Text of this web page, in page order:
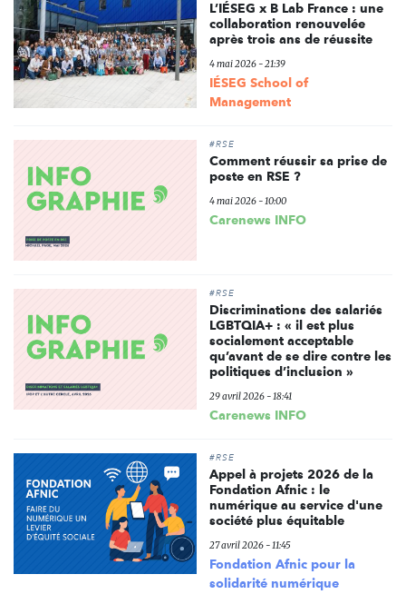
L’IÉSEG x B Lab France : une
collaboration renouvelée
après trois ans de réussite
4 mai 2026 - 21:39
IÉSEG School of
Management
#RSE
Comment réussir sa prise de
poste en RSE ?
4 mai 2026 - 10:00
Carenews INFO
#RSE
Discriminations des salariés
LGBTQIA+ : « il est plus
socialement acceptable
qu’avant de se dire contre les
politiques d’inclusion »
29 avril 2026 - 18:41
Carenews INFO
#RSE
Appel à projets 2026 de la
Fondation Afnic : le
numérique au service d'une
société plus équitable
27 avril 2026 - 11:45
Fondation Afnic pour la
solidarité numérique